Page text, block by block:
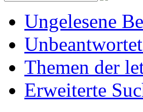
Ungelesene
Themen der
Erweiterte